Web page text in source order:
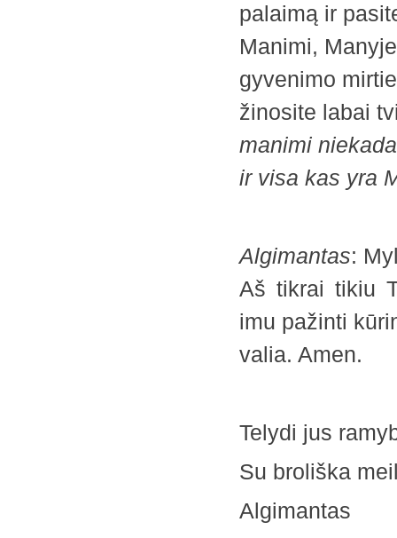
palaimą ir
Manimi,
gyvenimo
žinosite labai
manimi
ir visa kas yra
Algimantas:
Aš tikrai tikiu
imu pažinti
valia. Amen.
Telydi jus
Su broliška
Algimantas